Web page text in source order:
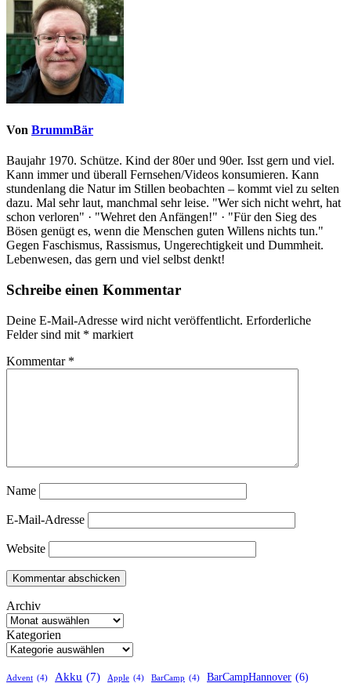
Von BrummBär
Baujahr 1970. Schütze. Kind der 80er und 90er. Isst gern und viel.
Kann immer und überall Fernsehen/Videos konsumieren. Kann
stundenlang die Natur im Stillen beobachten – kommt viel zu selten
dazu. Mal sehr laut, manchmal sehr leise. "Wer sich nicht wehrt, hat
schon verloren" · "Wehret den Anfängen!" · "Für den Sieg des
Bösen genügt es, wenn die Menschen guten Willens nichts tun."
Gegen Faschismus, Rassismus, Ungerechtigkeit und Dummheit.
Lebenwesen, das gern und viel selbst denkt!
Schreibe einen Kommentar
Deine E-Mail-Adresse wird nicht veröffentlicht. Erforderliche
Felder sind mit * markiert
Kommentar *
Name
E-Mail-Adresse
Website
Archiv
Kategorien
Advent (4) Akku (7) Apple (4) BarCamp (4) BarCampHannover (6)